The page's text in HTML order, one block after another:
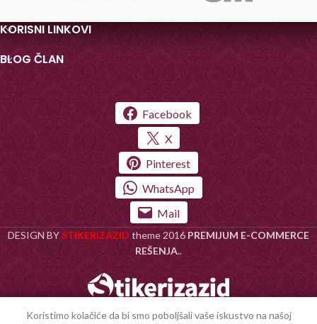
KORISNI LINKOVI
BLOG ČLAN
Facebook
X
Pinterest
WhatsApp
Mail
DESIGN BYSTIKERIZAZID theme2016 PREMIJUM E-COMMERCE
REŠENJA..
Koristimo kolačiće da bi smo poboljšali vaše iskustvo na našoj